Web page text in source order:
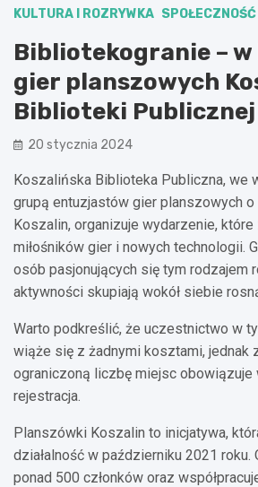
KULTURA I ROZRYWKA SPOŁECZNOŚĆ
Bibliotekogranie –
gier planszowych
Biblioteki Publicznej
20 stycznia 2024
Koszalińska Biblioteka Publiczna, we
grupą entuzjastów gier planszowych
Koszalin, organizuje wydarzenie, które
miłośników gier i nowych technologii.
osób pasjonujących się tym rodzajem
aktywności skupiają wokół siebie
Warto podkreślić, że uczestnictwo w
wiąże się z żadnymi kosztami, jednak
ograniczoną liczbę miejsc
rejestracja.
Planszówki Koszalin to inicjatywa,
działalność w październiku 2021
ponad 500 członków oraz